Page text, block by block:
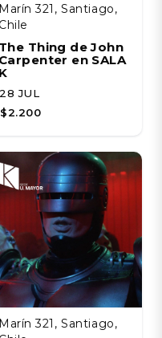
Marín 321, Santiago,
Chile
The Thing de John
Carpenter en SALA
K
28 JUL
$2.200
Marín 321, Santiago,